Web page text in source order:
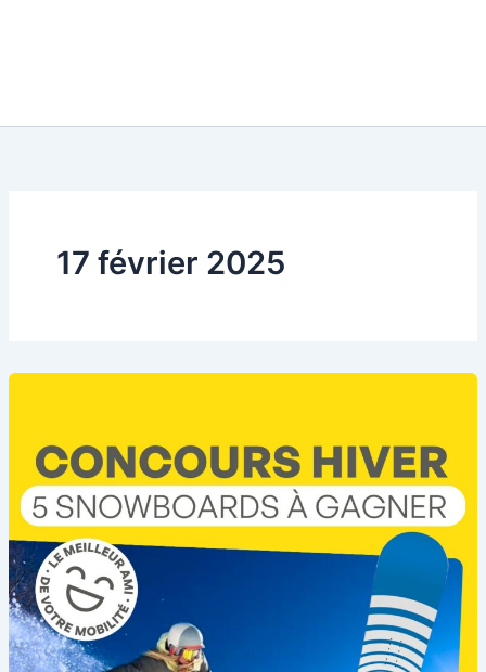
17 février 2025